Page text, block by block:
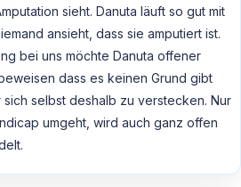
sieht. Danuta läuft so gut mit
ansieht, dass sie amputiert ist.
bei uns möchte Danuta offener
dass es keinen Grund gibt
selbst deshalb zu verstecken. Nur
umgeht, wird auch ganz offen